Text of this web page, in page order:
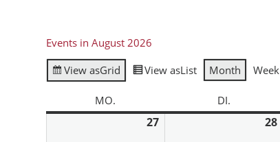
Events in August 2026
View asGrid View asList Month Week
MO. DI.
27 28